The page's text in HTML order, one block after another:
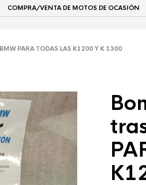
COMPRA/VENTA DE MOTOS DE OCASIÓN
PARA TODAS LAS K1200 Y K 1300